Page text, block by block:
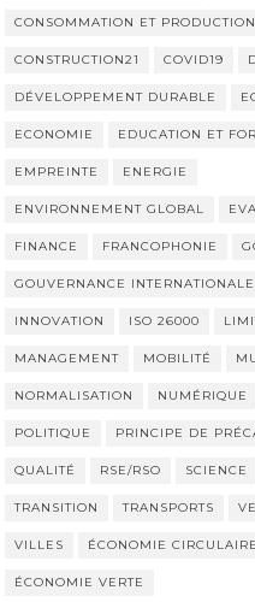
CONSOMMATION ET
CONSTRUCTION21 COVID19
DÉVELOPPEMENT DURABLE
ECONOMIE EDUCATION ET
EMPREINTE ENERGIE
ENVIRONNEMENT GLOBAL
FINANCE FRANCOPHONIE
GOUVERNANCE INTERNATIONALE
INNOVATION ISO 26000
MANAGEMENT MOBILITÉ
NORMALISATION NUMÉRIQUE
POLITIQUE PRINCIPE DE
QUALITÉ RSE/RSO SCIENCE
TRANSITION TRANSPORTS
VILLES ÉCONOMIE CIRCULAIRE
ÉCONOMIE VERTE